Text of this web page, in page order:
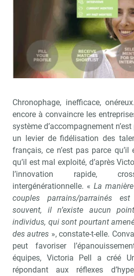
Chronophage, inefficace,
encore à convaincre les
système d’accompagnement
un levier de fidélisation des
français, ce n’est pas parce
qu’il est mal exploité, d’après
l’innovation rapide,
intergénérationnelle. « La
couples parrains/parrainés
souvent, il n’existe aucun
individus, qui sont pourtant
des autres », constate-t-elle.
peut favoriser
équipes, Victoria Pell a créé
répondant aux réflexes